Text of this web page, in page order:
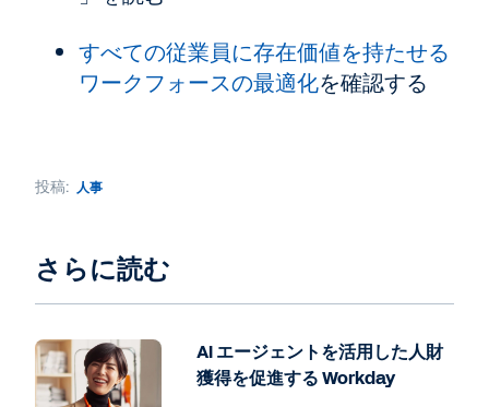
すべての従業員に存在価値を持たせる
ワークフォースの最適化を確認する
投稿: 人事
さらに読む
AI エージェントを活用した人財
獲得を促進する Workday